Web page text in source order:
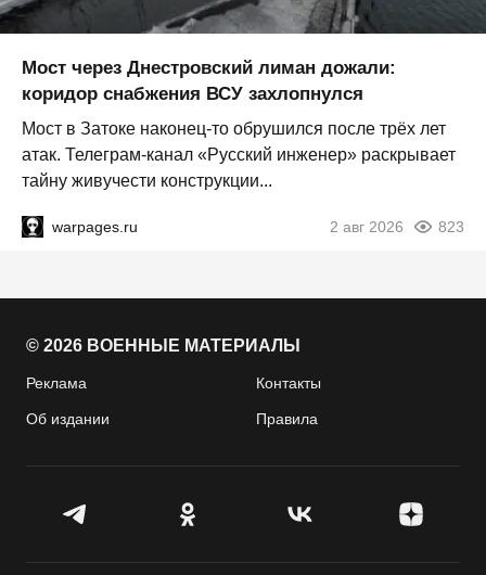
Мост через Днестровский лиман дожали:
коридор снабжения ВСУ захлопнулся
Мост в Затоке наконец-то обрушился после трёх лет
атак. Телеграм-канал «Русский инженер» раскрывает
тайну живучести конструкции...
warpages.ru 2 авг 2026 823
© 2026 ВОЕННЫЕ МАТЕРИАЛЫ
Реклама Контакты
Об издании Правила